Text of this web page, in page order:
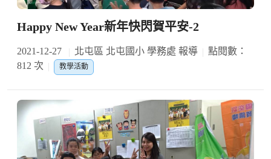
Happy New Year新年快閃賀平安-2
2021-12-27 北屯區 北屯國小 學務處 報導
點閱數：
812 次
教學活動